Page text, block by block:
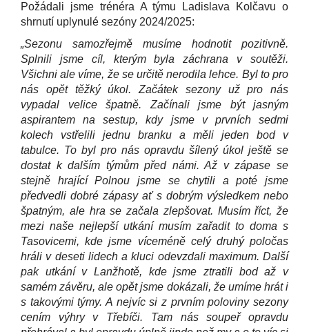
Požádali jsme trénéra A týmu Ladislava Kolčavu o
shrnutí uplynulé sezóny 2024/2025:
„Sezonu samozřejmě musíme hodnotit pozitivně.
Splnili jsme cíl, kterým byla záchrana v soutěži.
Všichni ale víme, že se určitě nerodila lehce. Byl to pro
nás opět těžký úkol. Začátek sezony už pro nás
vypadal velice špatně. Začínali jsme být jasným
aspirantem na sestup, kdy jsme v prvních sedmi
kolech vstřelili jednu branku a měli jeden bod v
tabulce. To byl pro nás opravdu šílený úkol ještě se
dostat k dalším týmům před námi. Až v zápase se
stejně hrající Polnou jsme se chytili a poté jsme
předvedli dobré zápasy ať s dobrým výsledkem nebo
špatným, ale hra se začala zlepšovat. Musím říct, že
mezi naše nejlepší utkání musím zařadit to doma s
Tasovicemi, kde jsme víceméně celý druhý poločas
hráli v deseti lidech a kluci odevzdali maximum. Další
pak utkání v Lanžhotě, kde jsme ztratili bod až v
samém závěru, ale opět jsme dokázali, že umíme hrát i
s takovými týmy. A nejvíc si z prvním poloviny sezony
cením výhry v Třebíči. Tam nás soupeř opravdu